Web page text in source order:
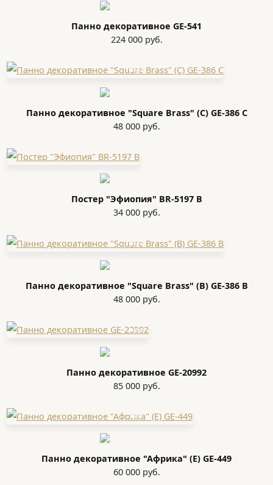
Панно декоративное GE-541
224 000 руб.
Панно декоративное "Square Brass" (С) GE-386 С
48 000 руб.
Постер "Эфиопия" BR-5197 B
34 000 руб.
Панно декоративное "Square Brass" (В) GE-386 В
48 000 руб.
Панно декоративное GE-20992
85 000 руб.
Панно декоративное "Африка" (E) GE-449
60 000 руб.